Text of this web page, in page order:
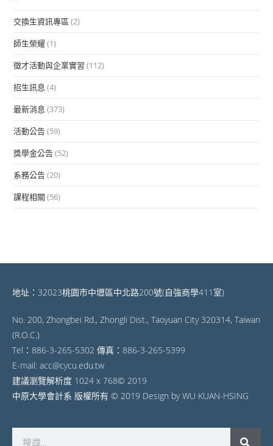
交換生資訊專區 (2)
師生榮耀(1)
徵才活動與企業實習 (112)
招生訊息 (4)
最新消息 (373)
活動公告(59)
獎學金公告(52)
系務公告(20)
課程相關 (56)
地址：32023桃園市中壢區中北路200號(自強商學411室)
No. 200, Zhongbei Rd., Zhongli Dist., Taoyuan City 320314, Taiwan
(R.O.C.)
Tel：886-3-265-5302 傳真：886-3-265-5399
E-mail: acc@cycu.edu.tw
建議瀏覽解析度 1024 x 768© 2019
中原大學會計系 版權所有 © 2019 Design by WU KUAN-HSING